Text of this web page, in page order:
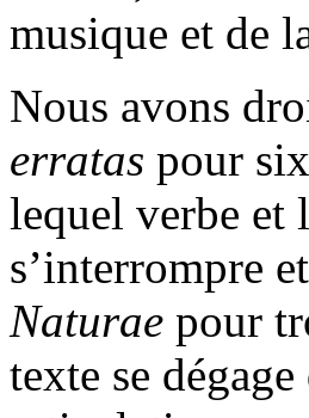
musique et de
Nous avons
erratas pour
lequel verbe et
s’interrompre
Naturae pour
texte se